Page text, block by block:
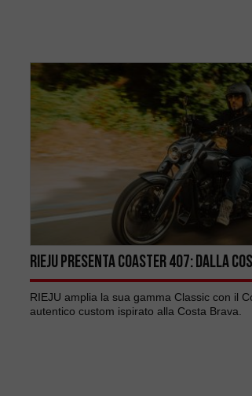
RIEJU PRESENTA COASTER 407: DALLA
RIEJU amplia la sua gamma Classic con il
autentico custom ispirato alla Costa Brava.